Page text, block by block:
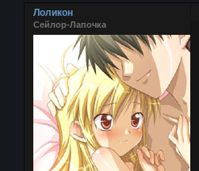
Лоликон
Сейлор-Лапочка